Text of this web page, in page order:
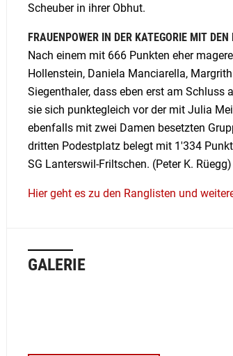
Scheuber in ihrer Obhut.
FRAUENPOWER IN DER KATEGORIE MIT
Nach einem mit 666 Punkten eher
Hollenstein, Daniela Manciarella,
Siegenthaler, dass eben erst am
sie sich punktegleich vor der mit Julia
ebenfalls mit zwei Damen besetzten
dritten Podestplatz belegt mit 1'334
SG Lanterswil-Friltschen. (Peter K. Rüegg)
Hier geht es zu den Ranglisten und
GALERIE